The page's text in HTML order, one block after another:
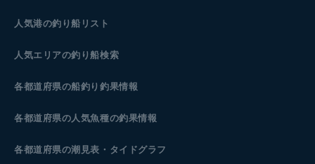
人気港の釣り船リスト
人気エリアの釣り船検索
各都道府県の船釣り釣果情報
各都道府県の人気魚種の釣果情報
各都道府県の潮見表 ・タイドグラフ